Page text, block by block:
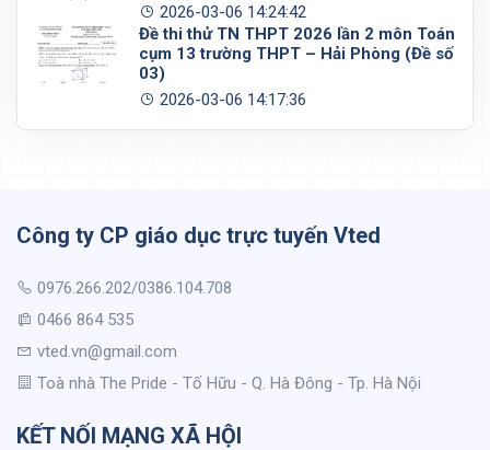
2026-03-06 14:24:42
Đề thi thử TN THPT 2026 lần 2 môn Toán
cụm 13 trường THPT – Hải Phòng (Đề số
03)
2026-03-06 14:17:36
Công ty CP giáo dục trực tuyến Vted
0976.266.202/0386.104.708
0466 864 535
vted.vn@gmail.com
Toà nhà The Pride - Tố Hữu - Q. Hà Đông - Tp. Hà Nội
KẾT NỐI MẠNG XÃ HỘI